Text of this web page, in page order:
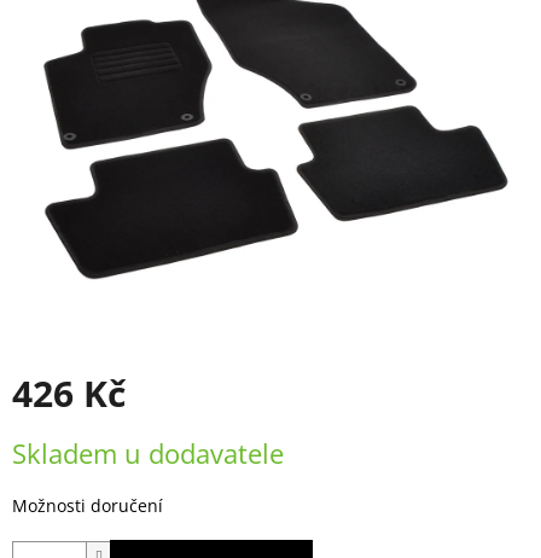
426 Kč
cena:
Skladem u dodavatele
Možnosti doručení